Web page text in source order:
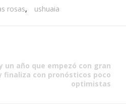
rosas, ushuaia
un año que empezó con gran
finaliza con pronósticos poco
optimistas